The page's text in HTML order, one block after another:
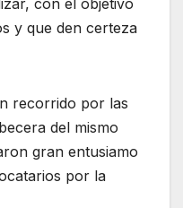
y que den certeza
recorrido por las
del mismo
gran entusiamo
por la